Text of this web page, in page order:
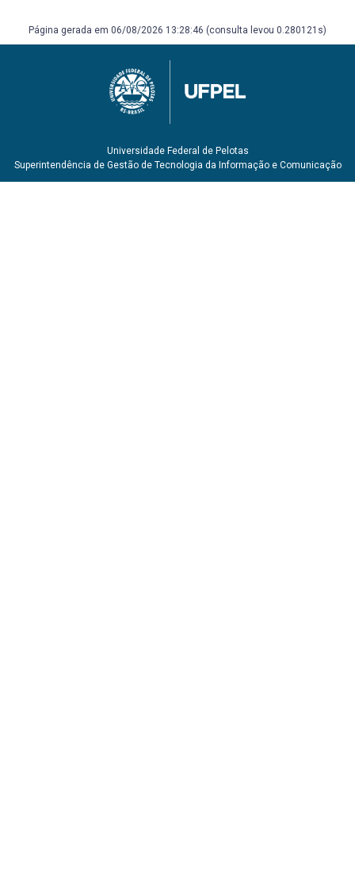
Página gerada em 06/08/2026 13:28:46 (consulta levou 0.280121s)
Universidade Federal de Pelotas
Superintendência de Gestão de Tecnologia da Informação e Comunicação